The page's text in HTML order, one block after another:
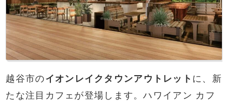
越谷市のイオンレイクタウンアウトレットに、新
たな注目カフェが登場します。ハワイアン カフ